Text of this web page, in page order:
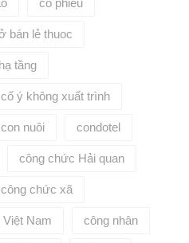
bán lẻ thuoc
tầng
cố ý không xuất trình
con nuôi condotel
công chức Hải quan
công chức xã
Việt Nam công nhân